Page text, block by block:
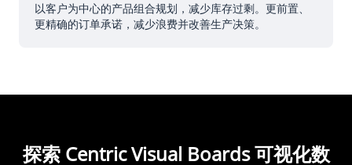
以客户为中心的产品组合规划，减少库存过剩。更前置、
更精确的订单承诺，减少浪费并改善生产决策。
探索 Centric Visual Boards 可视化数